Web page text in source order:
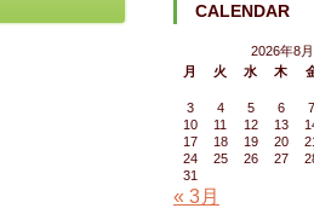
CALENDAR
2026年8月
月
火 水 木
3
4 5 6 7
10
11 12 13
17
18 19 20
24
25 26 27
31
« 3月